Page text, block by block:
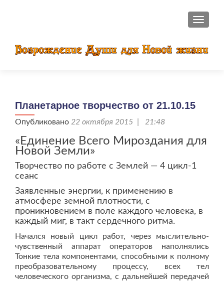
Планетарное творчество от 21.10.15
Опубликовано 22 октября 2015 | 21:48
«Единение Всего Мироздания для
Новой Земли»
Творчество по работе с Землей — 4 цикл-1
сеанс
Заявленные энергии, к применению в
атмосфере земной плотности, с
проникновением в поле каждого человека, в
каждый миг, в такт сердечного ритма.
Начался новый цикл работ, через мыслительно-
чувственный аппарат операторов наполнялись
Тонкие тела компонентами, способными к полному
преобразовательному процессу, всех тел
человеческого организма, с дальнейшей передачей